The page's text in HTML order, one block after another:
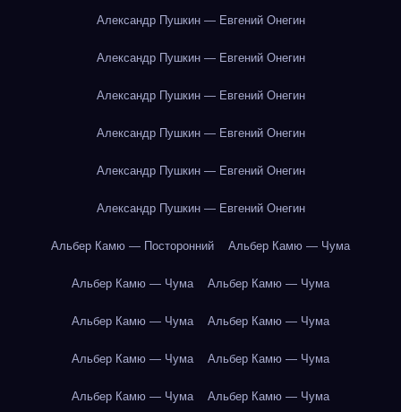
Александр Пушкин — Евгений Онегин
Александр Пушкин — Евгений Онегин
Александр Пушкин — Евгений Онегин
Александр Пушкин — Евгений Онегин
Александр Пушкин — Евгений Онегин
Александр Пушкин — Евгений Онегин
Альбер Камю — Посторонний Альбер Камю — Чума
Альбер Камю — Чума Альбер Камю — Чума
Альбер Камю — Чума Альбер Камю — Чума
Альбер Камю — Чума Альбер Камю — Чума
Альбер Камю — Чума Альбер Камю — Чума